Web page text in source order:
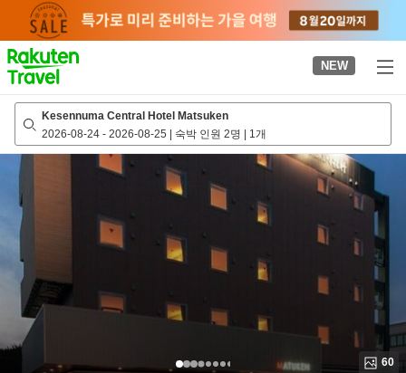
page
NEW
Kesennuma Central Hotel Matsuken
2026-08-24 - 2026-08-25 | 숙박 인원 2명 | 1개
60